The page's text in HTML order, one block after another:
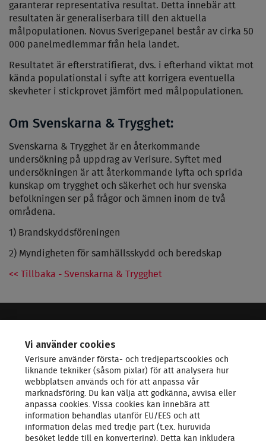
garanterar representativa resultat. Detta innebär att
resultaten är generaliserbara till den aktuella
målpopulationen. Novus Sverigepanel består av cirka 50
000 panelmedlemmar från hela landet.
Resultatet är efterstratifierat, dvs. i efterhand viktat mot
kända populationstal i syfte att korrigera eventuella
skevheter i stickprovet jämfört med målpopulationen.
Om Svenskarna & Trygghet:
Svenskarna & Trygghet är en återkommande
undersökning på uppdrag av Verisure. Syftet med
undersökningen är att återkommande lyfta och sprida
kunskap om trygghet och säkerhet och hur svenska
befolkningen ser på frågor och ämnen inom de två
områdena.
1) Brandskyddsföreningen
2) Myndigheten för samhällsskydd och beredskap
<< Tillbaka - Svenskarna & Trygghet
KONTAKTA OSS
LARMSYSTEM
PRODUKTER & TJÄNSTER
Vi använder cookies
Verisure använder första- och tredjepartscookies och
liknande tekniker (såsom pixlar) för att analysera hur
webbplatsen används och för att anpassa vår
marknadsföring. Du kan välja att godkänna, avvisa eller
anpassa cookies. Vissa cookies kan innebära att
information behandlas utanför EU/EES och att
information delas med tredje part (t.ex. huruvida
besöket ledde till en konvertering). Detta kan inkludera